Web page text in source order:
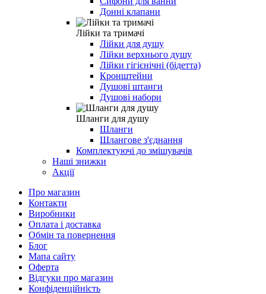
Донні клапани
Лійки та тримачі
Лійки для душу
Лійки верхнього душу
Лійки гігієнічні (бідетта)
Кронштейни
Душові штанги
Душові набори
Шланги для душу
Шланги
Шлангове з'єднання
Комплектуючі до змішувачів
Наші знижки
Акції
Про магазин
Контакти
Виробники
Оплата і доставка
Обмін та повернення
Блог
Мапа сайту
Оферта
Відгуки про магазин
Конфіденційність